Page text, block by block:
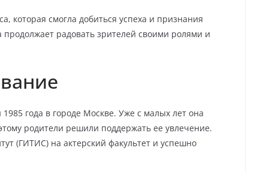
которая смогла добиться успеха и признания
радовать зрителей своими ролями и
года в городе Москве. Уже с малых лет она
родители решили поддержать ее увлечение.
(ГИТИС) на актерский факультет и успешно